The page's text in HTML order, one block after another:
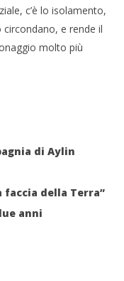
c’è lo isolamento,
e rende il
molto più
di Aylin
faccia della Terra”
anni